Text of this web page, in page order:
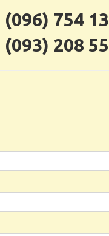
(096) 754
(093) 208